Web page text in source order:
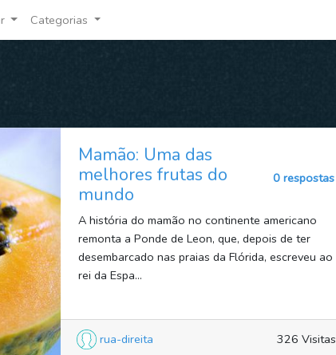
Categorias
Mamão: Uma das
melhores frutas do
mundo
0 respostas
A história do mamão no continente americano
remonta a Ponde de Leon, que, depois de ter
desembarcado nas praias da Flórida, escreveu ao
rei da Espa...
rua-direita 326 Visitas